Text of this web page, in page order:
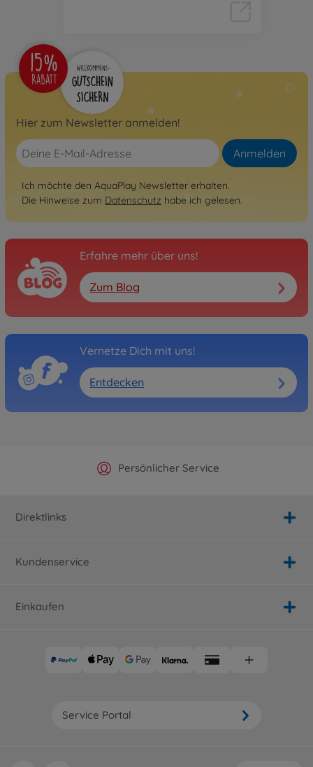
Hier zum Newsletter anmelden!
Anmelden
Ich möchte den AquaPlay Newsletter erhalten.
Die Hinweise zum Datenschutz habe ich gelesen.
Erfahre mehr über uns!
Zum Blog
Vernetze Dich mit uns!
Entdecken
Offizieller Hersteller Shop
Persönlicher Service
Versandkostenfrei ab 25€
Schnelle Lieferung
Direktlinks
Kundenservice
Einkaufen
Service Portal